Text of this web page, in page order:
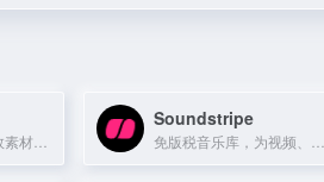
Soundstripe